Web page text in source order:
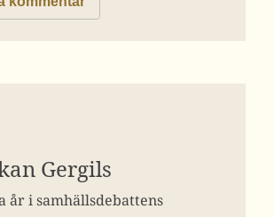
Gergils
år i samhällsdebattens